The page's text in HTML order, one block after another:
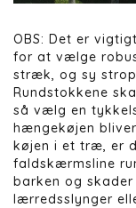
OBS: Det er
for at vælge
stræk, og sy
Rundstokkene
så vælg en
hængekøjen
køjen i et træ, er
faldskærmsline
barken og
lærredsslynger